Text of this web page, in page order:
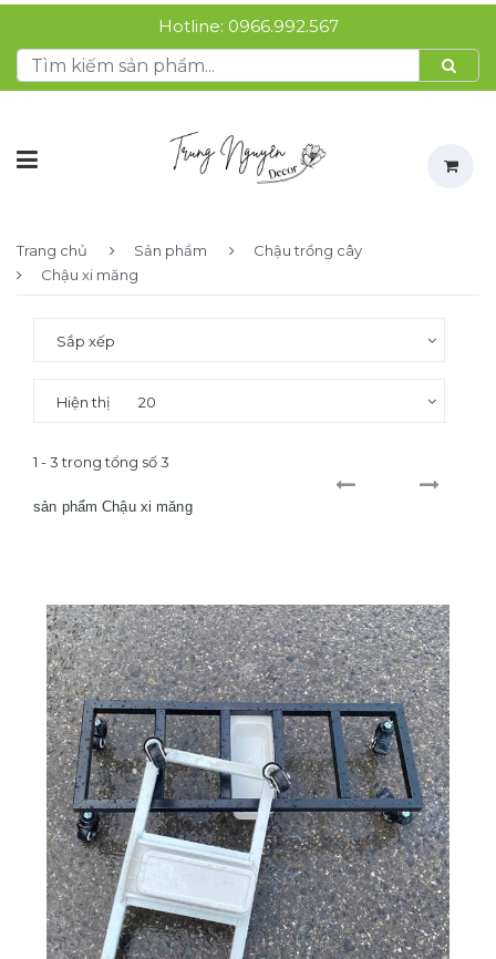
Hotline: 0966.992.567
Trang chủ Sản phẩm
Chậu trồng cây
Chậu xi măng
Sắp xếp
Hiện thị 20
1 - 3 trong tổng số 3
sản phẩm Chậu xi măng